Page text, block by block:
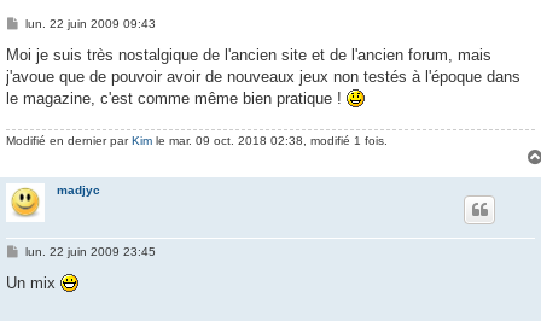
M
s
a
g
lun. 22 juin 2009 09:43
Moi je suis très nostalgique de l'ancien site et de l'ancien forum, mais
j'avoue que de pouvoir avoir de nouveaux jeux non testés à l'époque dans
le magazine, c'est comme même bien pratique !
Modifié en dernier par Kim le mar. 09 oct. 2018 02:38, modifié 1 fois.
madjyc
M
s
lun. 22 juin 2009 23:45
Un mix